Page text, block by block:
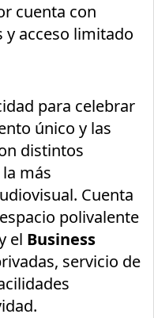
cuenta con
y acceso limitado
para celebrar
único y las
distintos
más
Cuenta
polivalente
el Business
servicio de